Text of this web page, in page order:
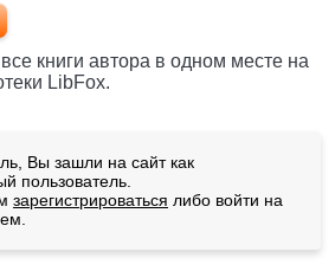
книги автора в одном месте на
LibFox.
Вы зашли на сайт как
пользователь.
зарегистрироваться либо войти на